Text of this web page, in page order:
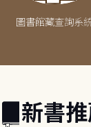
圖書館藏查詢系
新書